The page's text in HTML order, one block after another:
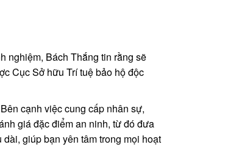
nghiệm, Bách Thắng tin rằng sẽ
Cục Sở hữu Trí tuệ bảo hộ độc
cạnh việc cung cấp nhân sự,
giá đặc điểm an ninh, từ đó đưa
giúp bạn yên tâm trong mọi hoạt